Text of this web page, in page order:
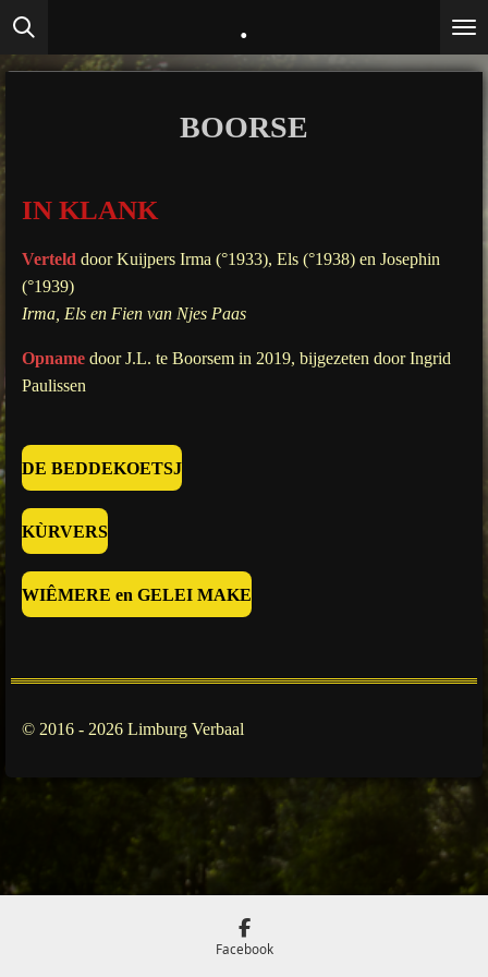
Ga
direct
naar
.
BOORSE
IN KLANK
Verteld door Kuijpers Irma (°1933), Els (°1938) en Josephin
(°1939)
Irma, Els en Fien van Njes Paas
Opname door J.L. te Boorsem in 2019, bijgezeten door Ingrid
Paulissen
DE BEDDEKOETSJ
KÙRVERS
WIÊMERE en GELEI MAKE
© 2016 - 2026 Limburg Verbaal
Facebook